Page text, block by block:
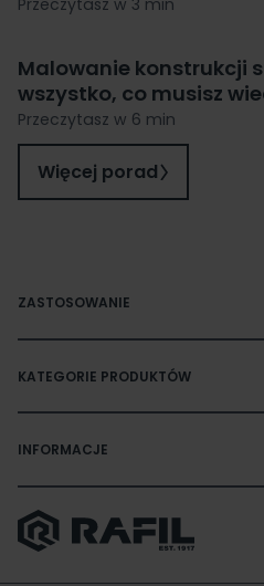
Przeczytasz w 3 min
Malowanie konstrukcji
wszystko, co musisz
Przeczytasz w 6 min
Więcej porad
ZASTOSOWANIE
KATEGORIE PRODUKTÓW
INFORMACJE